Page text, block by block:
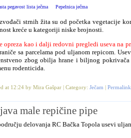
pegavost lista ječma Pepelnica ječma
strnih žita su od početka vegetacije
kreće u kategoriji niske brojnosti.
opreza kao i dalji redovni pregledi useva na
sa parcelama pod uljanom repicom.
zbog obilja hrane i biljnog
rodenticida.
at 12:24 by Mira Gašpar | Category: Ječam Permalink
male repičine pipe
delovanja RC Bačka Topola usevi